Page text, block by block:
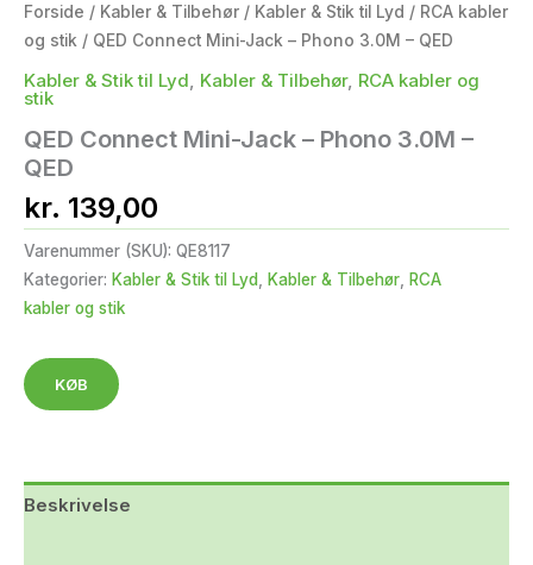
Forside / Kabler & Tilbehør / Kabler & Stik til Lyd / RCA kabler
og stik / QED Connect Mini-Jack – Phono 3.0M – QED
Kabler & Stik til Lyd Kabler & Tilbehør, RCA kabler og
stik
QED Connect Mini-Jack – Phono 3.0M –
QED
kr. 139,00
Varenummer (SKU): QE8117
Kategorier: Kabler & Stik til Lyd, Kabler & Tilbehør, RCA
kabler og stik
KØB
Beskrivelse